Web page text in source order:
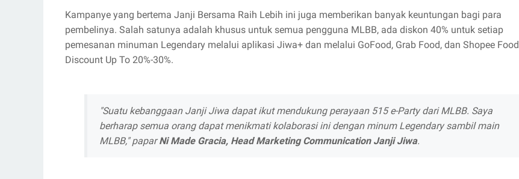
Kampanye yang bertema Janji Bersama Raih Lebih ini juga memberikan banyak keuntungan bagi para
pembelinya. Salah satunya adalah khusus untuk semua pengguna MLBB, ada diskon 40% untuk setiap
pemesanan minuman Legendary melalui aplikasi Jiwa+ dan melalui GoFood, Grab Food, dan Shopee Food
Discount Up To 20%-30%.
"Suatu kebanggaan Janji Jiwa dapat ikut mendukung perayaan 515 e-Party dari MLBB. Saya
berharap semua orang dapat menikmati kolaborasi ini dengan minum Legendary sambil main
MLBB," paparNi Made Gracia, Head Marketing Communication Janji Jiwa.